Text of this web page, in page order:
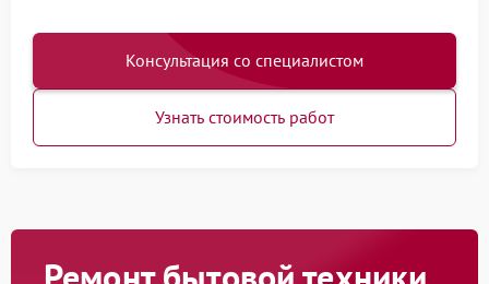
Консультация со специалистом
Узнать стоимость работ